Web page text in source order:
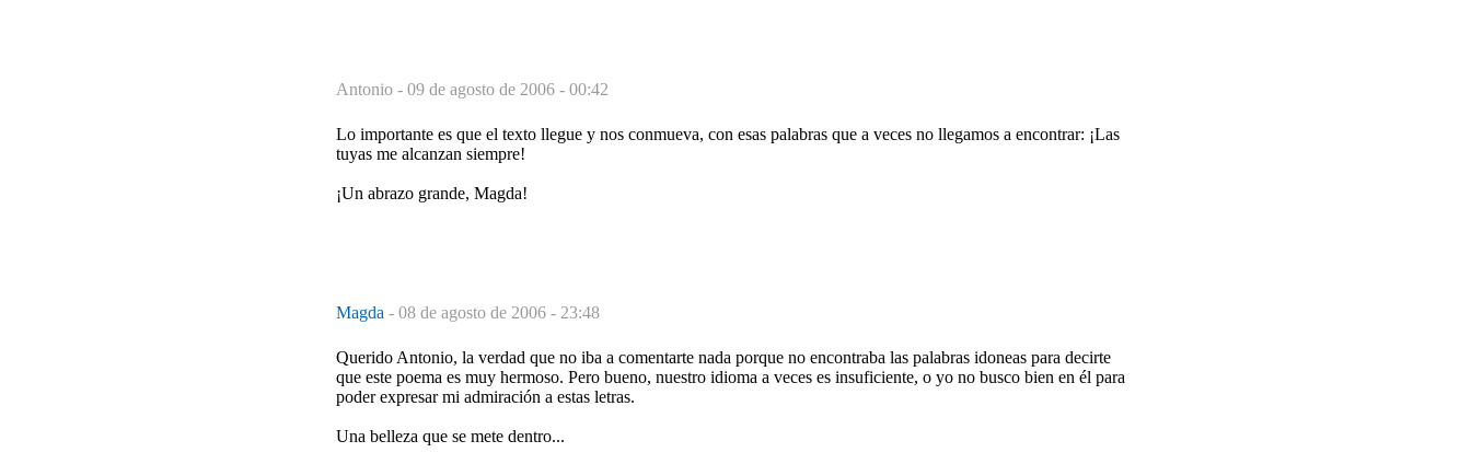
Antonio - 09 de agosto de 2006 - 00:42
Lo importante es que el texto llegue y nos conmueva, con esas palabras que a veces no llegamos a encontrar: ¡Las
tuyas me alcanzan siempre!
¡Un abrazo grande, Magda!
Magda - 08 de agosto de 2006 - 23:48
Querido Antonio, la verdad que no iba a comentarte nada porque no encontraba las palabras idoneas para decirte
que este poema es muy hermoso. Pero bueno, nuestro idioma a veces es insuficiente, o yo no busco bien en él para
poder expresar mi admiración a estas letras.
Una belleza que se mete dentro...